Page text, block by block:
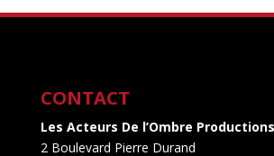
CONTACT
Les Acteurs De l’Ombre Productions
2 Boulevard Pierre Durand